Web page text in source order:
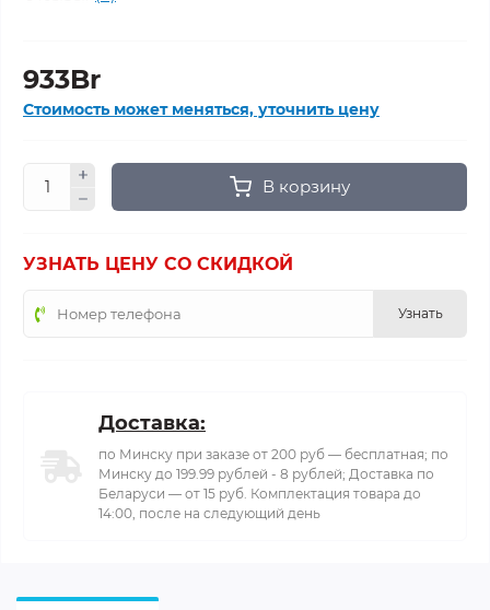
933Br
Стоимость может меняться, уточнить цену
В корзину
УЗНАТЬ ЦЕНУ СО СКИДКОЙ
Узнать
Доставка:
по Минску при заказе от 200 руб — бесплатная; по
Минску до 199.99 рублей - 8 рублей; Доставка по
Беларуси — от 15 руб. Комплектация товара до
14:00, после на следующий день